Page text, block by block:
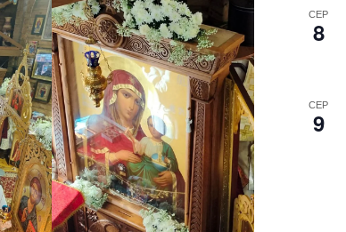
СЕР
8
СЕР
9